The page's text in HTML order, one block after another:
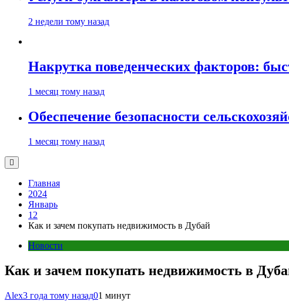
2 недели тому назад
Накрутка поведенческих факторов:
1 месяц тому назад
Обеспечение безопасности
1 месяц тому назад
Главная
2024
Январь
12
Как и зачем покупать недвижимость в Дубай
Новости
Как и зачем покупать недвижимость в
Alex3 года тому назад01 минут